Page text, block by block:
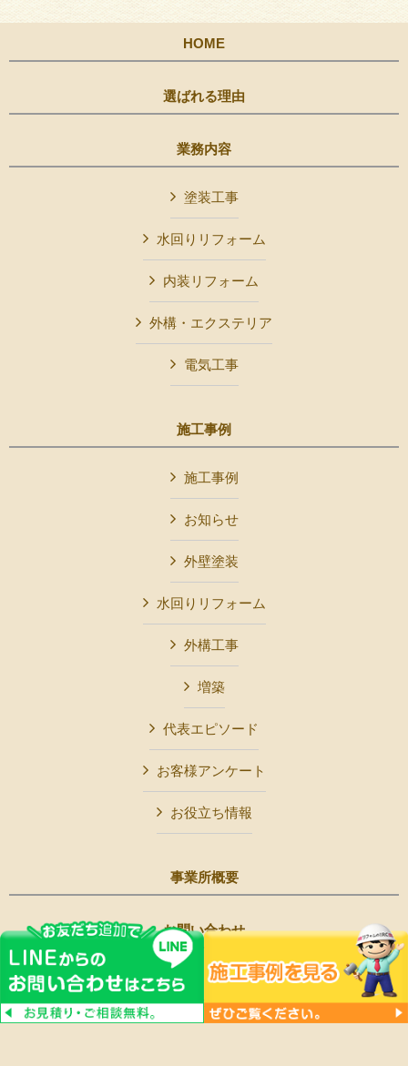
HOME
選ばれる理由
業務内容
塗装工事
水回りリフォーム
内装リフォーム
外構・エクステリア
電気工事
施工事例
施工事例
お知らせ
外壁塗装
水回りリフォーム
外構工事
増築
代表エピソード
お客様アンケート
お役立ち情報
事業所概要
お問い合わせ
Copyright © リフォームのIRC All Rights Reserved.